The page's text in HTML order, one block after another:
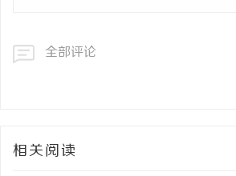
全部评论
相关阅读